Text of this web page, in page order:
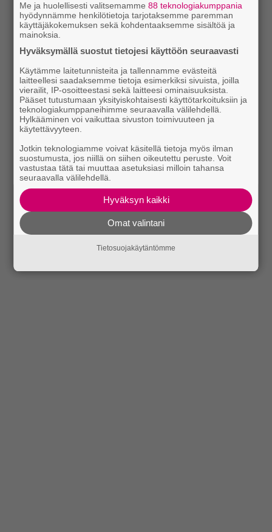
Me ja huolellisesti valitsemamme88 teknologiakumppania
hyödynnämme henkilötietoja tarjotaksemme paremman
käyttäjäkokemuksen sekä kohdentaaksemme sisältöä ja
mainoksia.
Hyväksymällä suostut tietojesi käyttöön seuraavasti
Käytämme laitetunnisteita ja tallennamme evästeitä
laitteellesi saadaksemme tietoja esimerkiksi sivuista, joilla
vierailit, IP-osoitteestasi sekä laitteesi ominaisuuksista.
Pääset tutustumaan yksityiskohtaisesti käyttötarkoituksiin ja
teknologiakumppaneihimme seuraavalla välilehdellä.
Hylkääminen voi vaikuttaa sivuston toimivuuteen ja
käytettävyyteen.
Jotkin teknologiamme voivat käsitellä tietoja myös ilman
suostumusta, jos niillä on siihen oikeutettu peruste. Voit
vastustaa tätä tai muuttaa asetuksiasi milloin tahansa
seuraavalla välilehdellä.
Hyväksyn kaikki
Omat valintani
Tietosuojakäytäntömme